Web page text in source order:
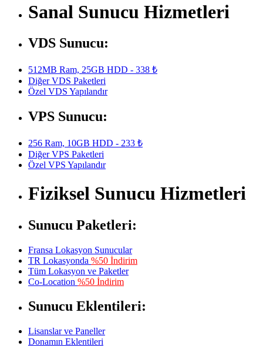
Sanal Sunucu Hizmetleri
VDS Sunucu:
512MB Ram, 25GB HDD - 338 ₺
Diğer VDS Paketleri
Özel VDS Yapılandır
VPS Sunucu:
256 Ram, 10GB HDD - 233 ₺
Diğer VPS Paketleri
Özel VPS Yapılandır
Fiziksel Sunucu Hizmetleri
Sunucu Paketleri:
Fransa Lokasyon Sunucular
TR Lokasyonda %50 İndirim
Tüm Lokasyon ve Paketler
Co-Location %50 İndirim
Sunucu Eklentileri:
Lisanslar ve Paneller
Donamın Eklentileri